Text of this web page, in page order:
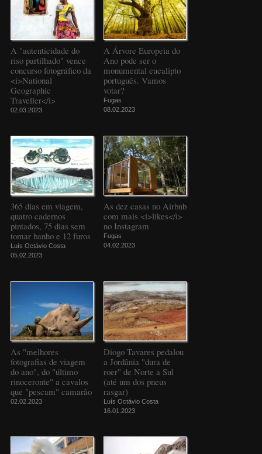
A "autenticidade do
riso partilhado" vence
concurso fotográfico da
<i>National
Geographic
Traveller</i>
02.03.2023
A Árvore Europeia do
Ano pode ser o
monumental eucalipto
português. Vamos
votar?
Fugas
08.02.2023
365 dias em viagem,
quatro cadernos
pintados, 75 dias sem
tomar banho e 12 furos
Luís Octávio Costa
05.02.2023
As dez casas no Airbnb
com mais <i>likes</i>
no Instagram
Fugas
04.02.2023
As "melhores
fotografias de viagem
do ano", do "último
rinoceronte" a cavalos
que "pescam" camarão
02.02.2023
Diogo Tavares pedalou
a Jordânia "dura de
roer" de Norte a Sul
(até um dos pneus
rasgar)
Luís Octávio Costa
16.01.2023